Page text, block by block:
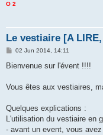
O 2
Le vestiaire [A
P
s
02 Jun 2014, 14:11
Bienvenue sur l'évent !!!!
Vous êtes aux vestiaires,
Quelques explications :
L'utilisation du vestiaire en
- avant un event, vous